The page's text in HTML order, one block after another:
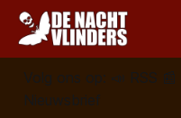
Volg ons op: 📣 RSS 📰
Nieuwsbrief